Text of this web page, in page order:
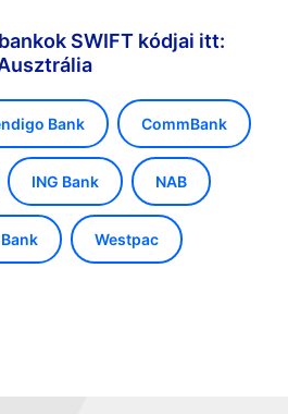
SWIFT kódjai itt:
Bank CommBank
ING Bank NAB
Westpac